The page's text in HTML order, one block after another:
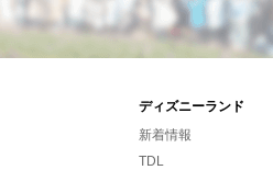
ディズニーランド
新着情報
TDL